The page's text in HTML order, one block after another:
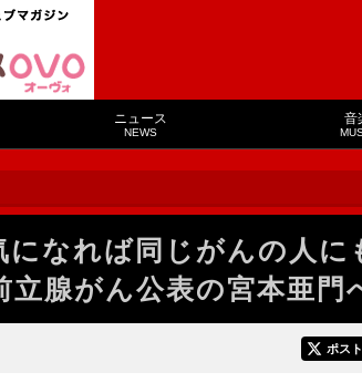
ニュース
NEWS
音
になれば同じがんの人に
腺がん公表の宮本亜門
ポスト